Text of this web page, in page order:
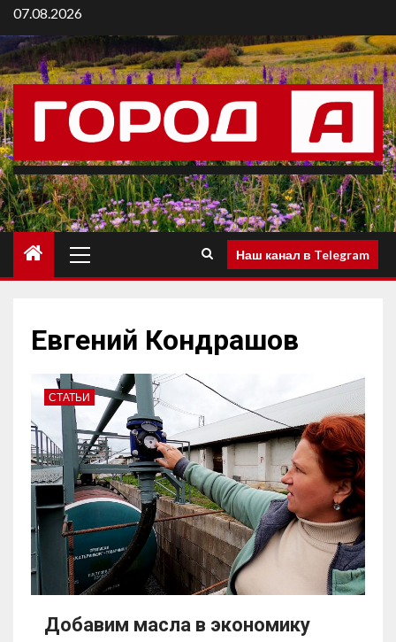
07.08.2026
Наш канал в Telegram
Евгений Кондрашов
СТАТЬИ
Добавим масла в экономику